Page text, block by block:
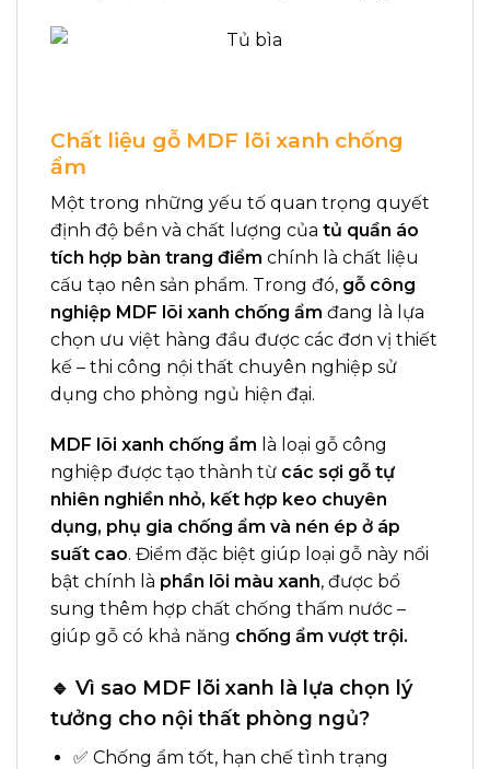
Chất liệu gỗ MDF lõi xanh chống
ẩm
Một trong những yếu tố quan trọng quyết
định độ bền và chất lượng của tủ quần áo
tích hợp bàn trang điểm chính là chất liệu
cấu tạo nên sản phẩm. Trong đó, gỗ công
nghiệp MDF lõi xanh chống ẩm đang là lựa
chọn ưu việt hàng đầu được các đơn vị thiết
kế – thi công nội thất chuyên nghiệp sử
dụng cho phòng ngủ hiện đại.
MDF lõi xanh chống ẩm là loại gỗ công
nghiệp được tạo thành từ các sợi gỗ tự
nhiên nghiền nhỏ, kết hợp keo chuyên
dụng, phụ gia chống ẩm và nén ép ở áp
suất cao. Điểm đặc biệt giúp loại gỗ này nổi
bật chính là phần lõi màu xanh, được bổ
sung thêm hợp chất chống thấm nước –
giúp gỗ có khả năng chống ẩm vượt trội.
🔹 Vì sao MDF lõi xanh là lựa chọn lý
tưởng cho nội thất phòng ngủ?
✅ Chống ẩm tốt, hạn chế tình trạng